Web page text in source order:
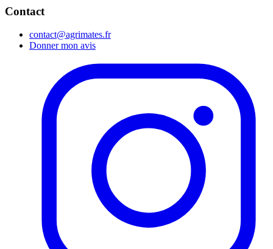
Contact
contact@agrimates.fr
Donner mon avis